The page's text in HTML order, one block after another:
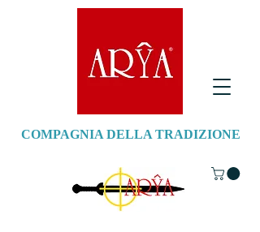
COMPAGNIA DELLA TRADIZIONE